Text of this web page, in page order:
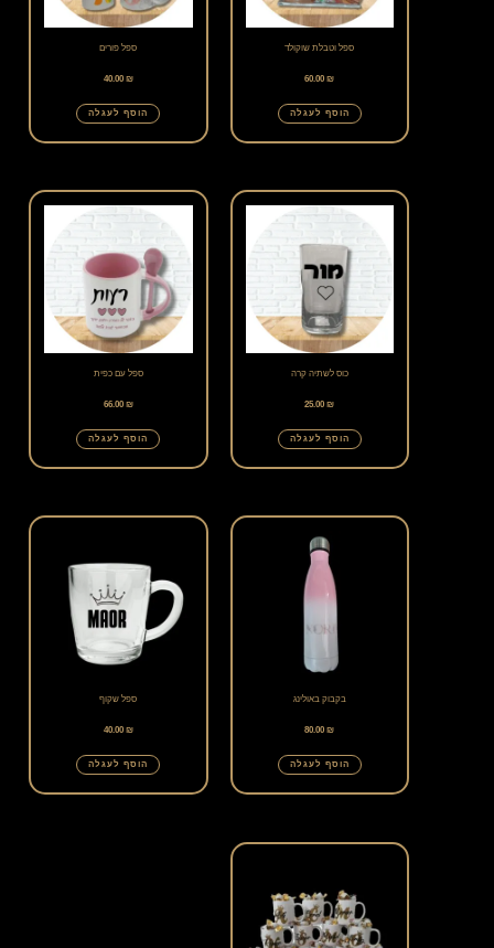
ספל וטבלת שוקולד
60.00₪
הוסף לעגלה
ספל פורים
40.00 ₪
הוסף לעגלה
כוס לשתיה קרה
25.00₪
הוסף לעגלה
ספל עם כפית
66.00 ₪
הוסף לעגלה
בקבוק באולינג
80.00₪
הוסף לעגלה
ספל שקוף
40.00 ₪
הוסף לעגלה